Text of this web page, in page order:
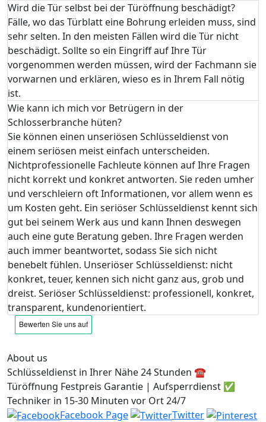
Wird die Tür selbst bei der Türöffnung beschädigt?
Fälle, wo das Türblatt eine Bohrung erleiden muss, sind
sehr selten. In den meisten Fällen wird die Tür nicht
beschädigt. Sollte so ein Eingriff auf Ihre Tür
vorgenommen werden müssen, wird der Fachmann sie
vorwarnen und erklären, wieso es in Ihrem Fall nötig
ist.
Wie kann ich mich vor Betrügern in der
Schlosserbranche hüten?
Sie können einen unseriösen Schlüsseldienst von
einem seriösen meist einfach unterscheiden.
Nichtprofessionelle Fachleute können auf Ihre Fragen
nicht korrekt und konkret antworten. Sie reden umher
und verschleiern oft Informationen, vor allem wenn es
um Kosten geht. Ein seriöser Schlüsseldienst kennt sich
gut bei seinem Werk aus und kann Ihnen deswegen
auch eine gute Beratung geben. Ihre Fragen werden
auch immer beantwortet, sodass Sie sich nicht
benebelt fühlen. Unseriöser Schlüsseldienst: nicht
konkret, teuer, kennen sich nicht ganz aus, grob und
dreist. Seriöser Schlüsseldienst: professionell, konkret,
transparent, kundenorientiert.
About us
Schlüsseldienst in Ihrer Nähe 24 Stunden ☎️
Türöffnung Festpreis Garantie | Aufsperrdienst ✅
Techniker in 15-30 Minuten vor Ort 24/7
Facebook Page
Twitter